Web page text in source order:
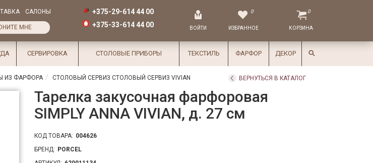
САЛОНЫ
МНЕ
+375-29-614 44 00
+375-33-614 44 00
ВОЙТИ
0
ИЗБРАННОЕ
0
КОРЗИНА
СЕРВИРОВКА СТОЛОВЫЕ ПРИБОРЫ ТЕКСТИЛЬ ФАРФОР ДЕКОР
ИЗ ФАРФОРА СТОЛОВЫЙ СЕРВИЗ СТОЛОВЫЙ СЕРВИЗ VIVIAN ВЕРНУТЬСЯ В КАТАЛОГ
Тарелка закусочная фарфоровая
SIMPLY ANNA VIVIAN, д. 27 см
КОД ТОВАРА: 004626
БРЕНД: PORCEL